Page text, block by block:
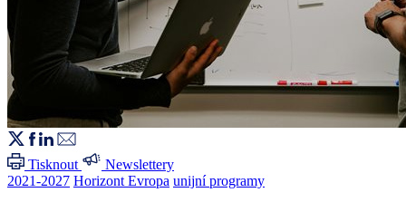
Tisknout
Newslettery
2021-2027 Horizont Evropa unijní programy